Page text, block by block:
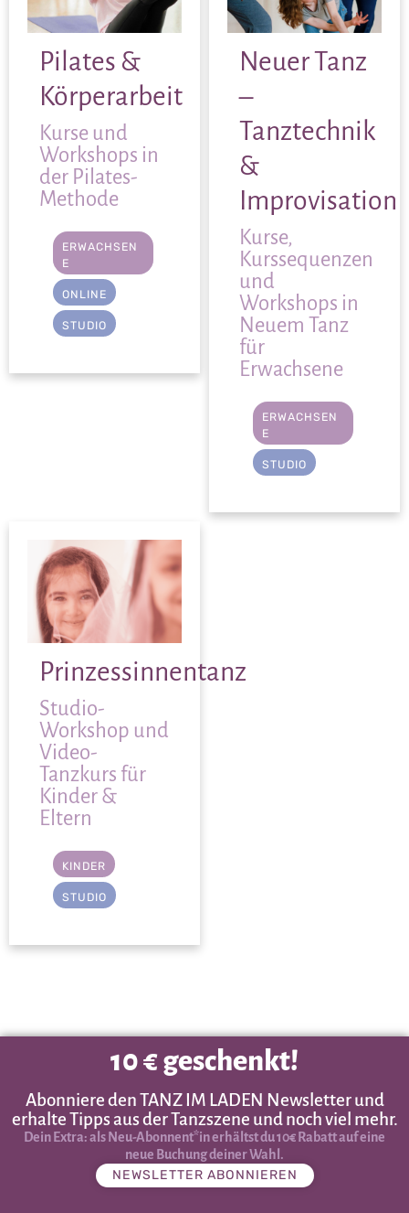
Pilates &
Körperarbeit
Kurse und
Workshops in
der Pilates-
Methode
ERWACHSEN
E
ONLINE
STUDIO
Neuer Tanz
–
Tanztechnik
&
Improvisation
Kurse,
Kurssequenzen
und
Workshops in
Neuem Tanz
für
Erwachsene
ERWACHSEN
E
STUDIO
Prinzessinnentanz
Studio-
Workshop und
Video-
Tanzkurs für
Kinder &
Eltern
KINDER
STUDIO
10 € geschenkt!
Abonniere den TANZ IM LADEN Newsletter und
erhalte Tipps aus der Tanzszene und noch viel mehr.
Dein Extra: als Neu-Abonnent*in erhältst du 10€ Rabatt auf eine
neue Buchung deiner Wahl.
NEWSLETTER ABONNIEREN